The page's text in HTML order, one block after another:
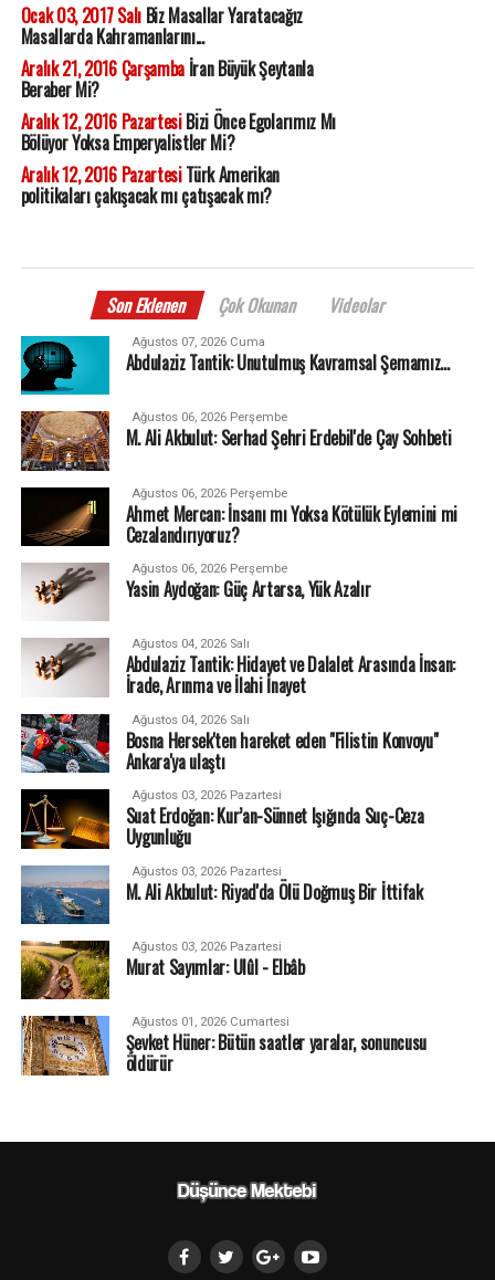
Ocak 03, 2017 SalıBiz Masallar Yaratacağız
Masallarda Kahramanlarını...
Aralık 21, 2016 Çarşambaİran Büyük Şeytanla
Beraber Mi?
Aralık 12, 2016 PazartesiBizi Önce Egolarımız Mı
Bölüyor Yoksa Emperyalistler Mi?
Aralık 12, 2016 PazartesiTürk Amerikan
politikaları çakışacak mı çatışacak mı?
Son Eklenen Çok Okunan Videolar
Ağustos 07, 2026 Cuma
Abdulaziz Tantik: Unutulmuş Kavramsal Şemamız…
Ağustos 06, 2026 Perşembe
M. Ali Akbulut: Serhad Şehri Erdebil'de Çay Sohbeti
Ağustos 06, 2026 Perşembe
Ahmet Mercan: İnsanı mı Yoksa Kötülük Eylemini mi
Cezalandırıyoruz?
Ağustos 06, 2026 Perşembe
Yasin Aydoğan: Güç Artarsa, Yük Azalır
Ağustos 04, 2026 Salı
Abdulaziz Tantik: Hidayet ve Dalalet Arasında İnsan:
İrade, Arınma ve İlahi İnayet
Ağustos 04, 2026 Salı
Bosna Hersek'ten hareket eden "Filistin Konvoyu"
Ankara'ya ulaştı
Ağustos 03, 2026 Pazartesi
Suat Erdoğan: Kur’an-Sünnet Işığında Suç-Ceza
Uygunluğu
Ağustos 03, 2026 Pazartesi
M. Ali Akbulut: Riyad'da Ölü Doğmuş Bir İttifak
Ağustos 03, 2026 Pazartesi
Murat Sayımlar: Ulûl - Elbâb
Ağustos 01, 2026 Cumartesi
Şevket Hüner: Bütün saatler yaralar, sonuncusu
öldürür